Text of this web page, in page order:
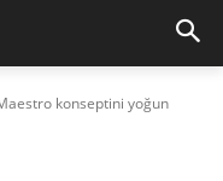
konseptini yoğun